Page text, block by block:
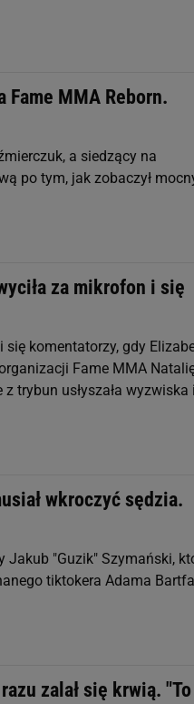
Fame MMA Reborn.
a siedzący na
po tym, jak zobaczył
za mikrofon i się
się komentatorzy, gdy
Fame MMA
trybun usłyszała wyzwiska i
wkroczyć sędzia.
Jakub "Guzik" Szymański,
tiktokera Adama
zalał się krwią. "To